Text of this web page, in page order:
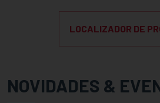
LOCALIZADOR DE
NOVIDADES &